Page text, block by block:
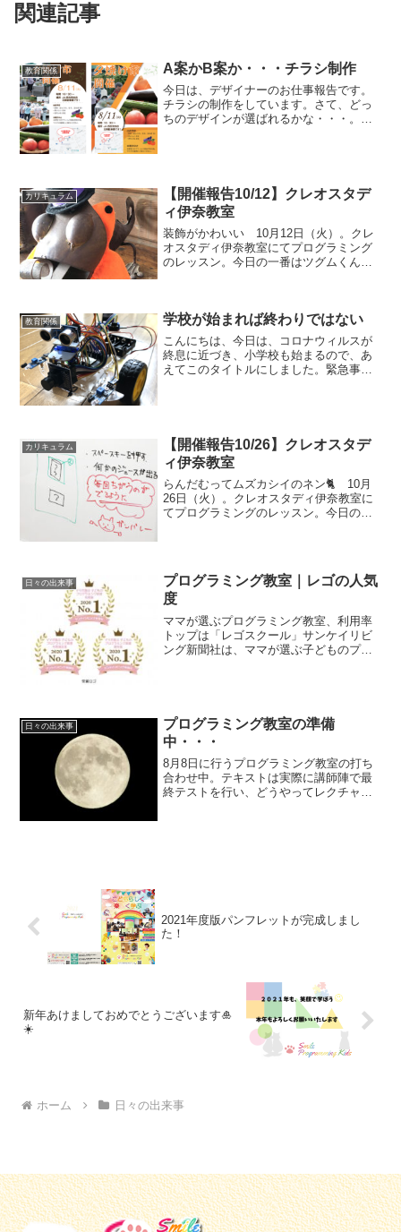
関連記事
教育関係 A案かB案か・・・チラシ制作
今日は、デザイナーのお仕事報告です。
チラシの制作をしています。さて、どっ
ちのデザインが選ばれるかな・・・。チ
カリキュラム
【開催報告10/12】クレオスタデ
ィ伊奈教室
装飾がかわいい 10月12日（火）。クレ
オスタディ伊奈教室にてプログラミング
のレッスン。今日の一番はツグムくん。
ズでは、到着した子...
教育関係 学校が始まれば終わりではない
こんにちは、今日は、コロナウィルスが
終息に近づき、小学校も始まるので、あ
えてこのタイトルにしました。緊急事態
カリキュラム
【開催報告10/26】クレオスタデ
ィ伊奈教室
らんだむってムズカシイのネン🐈 10月
26日（火）。クレオスタディ伊奈教室に
てプログラミングのレッスン。今日の一
スマイルプログラミ...
日々の出来事
プログラミング教室｜レゴの人気
度
ママが選ぶプログラミング教室、利用率
トップは「レゴスクール」サンケイリビ
ング新聞社は、ママが選ぶ子どものプロ
日々の出来事
プログラミング教室の準備
中・・・
8月8日に行うプログラミング教室の打ち
合わせ中。テキストは実際に講師陣で最
終テストを行い、どうやってレクチャー
2021年度版パンフレットが完成しまし
た！
新年あけましておめでとうございます🎍
☀️
ホーム 日々の出来事